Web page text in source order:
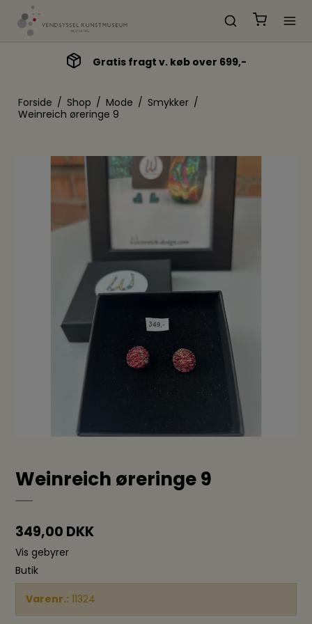
Gratis fragt v. køb over 699,-
Forside / Shop / Mode / Smykker /
Weinreich øreringe 9
Weinreich øreringe 9
349,00 DKK
Vis gebyrer
Butik
Varenr.: 11324